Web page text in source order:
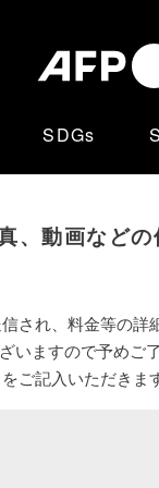
SDGs
、動画など
され、料金等の詳
いますので予めご
ご記入いただきま